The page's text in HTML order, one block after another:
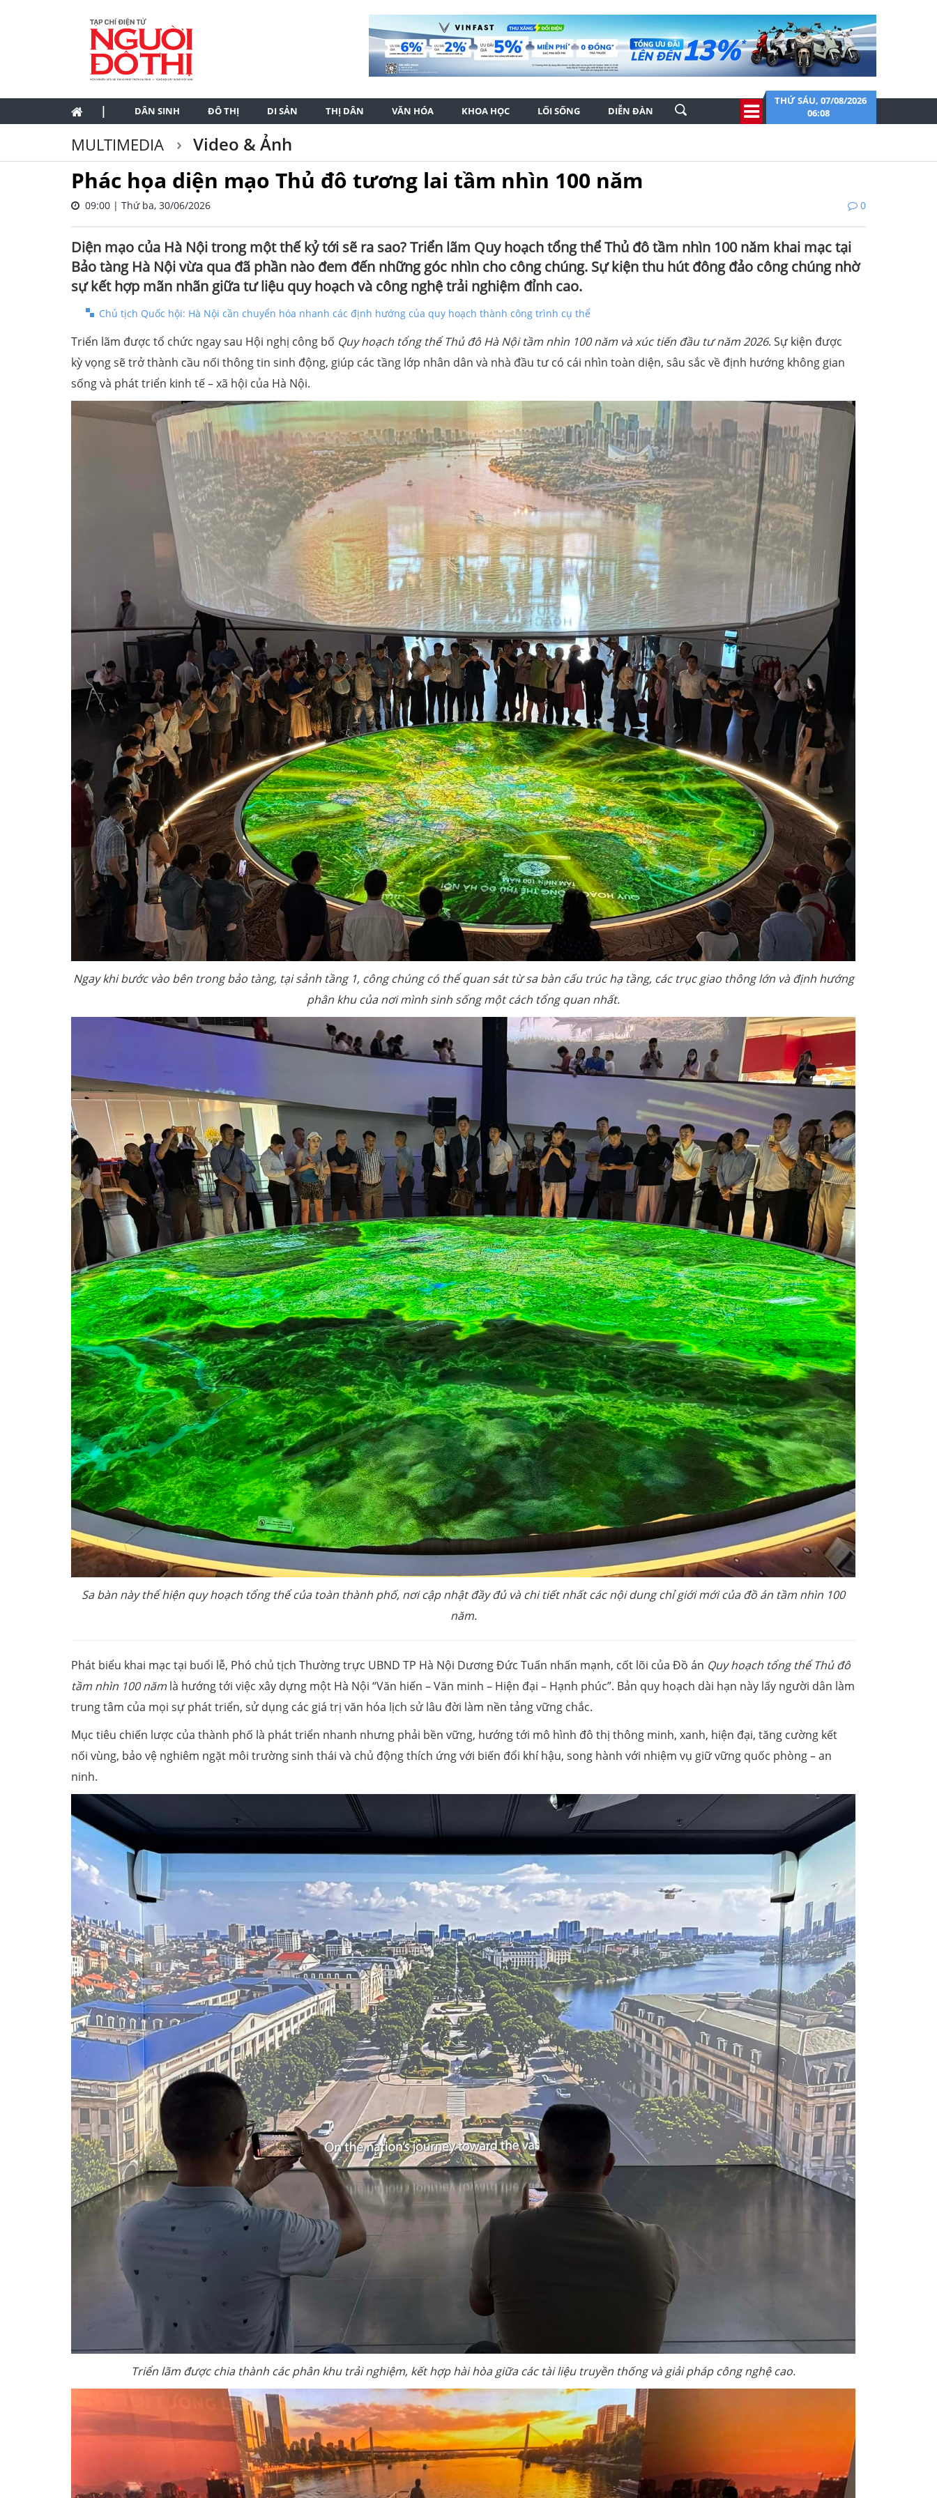
| DÂN SINH ĐÔ THỊ DI SẢN THỊ DÂN VĂN HÓA KHOA HỌC LỐI SỐNG DIỄN ĐÀN
THỨ SÁU, 07/08/2026
06:08
MULTIMEDIA Video & Ảnh
Phác họa diện mạo Thủ đô tương lai tầm nhìn 100 năm
09:00 | Thứ ba, 30/06/2026 0
Diện mạo của Hà Nội trong một thế kỷ tới sẽ ra sao? Triển lãm Quy hoạch tổng thể Thủ đô tầm nhìn 100 năm khai mạc tại
Bảo tàng Hà Nội vừa qua đã phần nào đem đến những góc nhìn cho công chúng. Sự kiện thu hút đông đảo công chúng nhờ
sự kết hợp mãn nhãn giữa tư liệu quy hoạch và công nghệ trải nghiệm đỉnh cao.
Chủ tịch Quốc hội: Hà Nội cần chuyển hóa nhanh các định hướng của quy hoạch thành công trình cụ thể
Triển lãm được tổ chức ngay sau Hội nghị công bố Quy hoạch tổng thể Thủ đô Hà Nội tầm nhìn 100 năm và xúc tiến đầu tư năm 2026. Sự kiện được
kỳ vọng sẽ trở thành cầu nối thông tin sinh động, giúp các tầng lớp nhân dân và nhà đầu tư có cái nhìn toàn diện, sâu sắc về định hướng không gian
sống và phát triển kinh tế – xã hội của Hà Nội.
Ngay khi bước vào bên trong bảo tàng, tại sảnh tầng 1, công chúng có thể quan sát từ sa bàn cấu trúc hạ tầng, các trục giao thông lớn và định hướng
phân khu của nơi mình sinh sống một cách tổng quan nhất.
Sa bàn này thể hiện quy hoạch tổng thể của toàn thành phố, nơi cập nhật đầy đủ và chi tiết nhất các nội dung chỉ giới mới của đồ án tầm nhìn 100
năm.
Phát biểu khai mạc tại buổi lễ, Phó chủ tịch Thường trực UBND TP Hà Nội Dương Đức Tuấn nhấn mạnh, cốt lõi của Đồ án Quy hoạch tổng thể Thủ đô
tầm nhìn 100 năm là hướng tới việc xây dựng một Hà Nội “Văn hiến – Văn minh – Hiện đại – Hạnh phúc”. Bản quy hoạch dài hạn này lấy người dân làm
trung tâm của mọi sự phát triển, sử dụng các giá trị văn hóa lịch sử lâu đời làm nền tảng vững chắc.
Mục tiêu chiến lược của thành phố là phát triển nhanh nhưng phải bền vững, hướng tới mô hình đô thị thông minh, xanh, hiện đại, tăng cường kết
nối vùng, bảo vệ nghiêm ngặt môi trường sinh thái và chủ động thích ứng với biến đổi khí hậu, song hành với nhiệm vụ giữ vững quốc phòng – an
ninh.
Triển lãm được chia thành các phân khu trải nghiệm, kết hợp hài hòa giữa các tài liệu truyền thống và giải pháp công nghệ cao.